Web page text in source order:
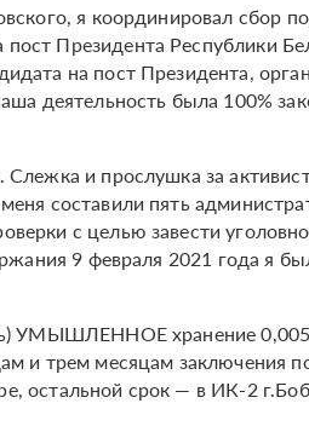
я координировал сбор
Президента Республики
на пост Президента,
деятельность была 100%
и прослушка за
составили пять
с целью завести
9 февраля 2021 года я
УМЫШЛЕННОЕ хранение
и трем месяцам заключения
остальной срок — в ИК-2